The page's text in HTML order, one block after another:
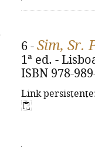
6 - Sim, Sr.
1ª ed. -
ISBN 978-
Link